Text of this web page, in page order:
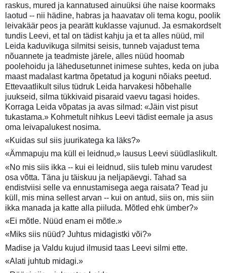
raskus, mured ja kannatused ainuüksi ühe naise koormaks
laotud -- nii hädine, habras ja haavatav oli tema kogu, poolik
leivakäär peos ja pearätt kuklasse vajunud. Ja esmakordselt
tundis Leevi, et tal on tädist kahju ja et ta alles nüüd, mil
Leida kaduvikuga silmitsi seisis, tunneb vajadust tema
nõuannete ja teadmiste järele, alles nüüd hoomab
poolehoidu ja lähedusetunnet inimese suhtes, keda on juba
maast madalast kartma õpetatud ja koguni nõiaks peetud.
Ettevaatlikult silus tüdruk Leida harvakesi hõbehalle
juukseid, silma tükkivaid pisaraid vaevu tagasi hoides.
Korraga Leida võpatas ja avas silmad: «Jäin vist pisut
tukastama.» Kohmetult nihkus Leevi tädist eemale ja asus
oma leivapalukest nosima.
«Kuidas sul siis juurikatega ka läks?»
«Ämmapuju ma küll ei leidnud,» lausus Leevi süüdlaslikult.
«No mis siis ikka -- kui ei leidnud, siis tuleb minu varudest
osa võtta. Täna ju täiskuu ja neljapäevgi. Tahad sa
endistviisi selle va ennustamisega aega raisata? Tead ju
küll, mis mina sellest arvan -- kui on antud, siis on, mis siin
ikka manada ja katte alla piiluda. Mõtled ehk ümber?»
«Ei mõtle. Nüüd enam ei mõtle.»
«Miks siis nüüd? Juhtus midagistki või?»
Madise ja Valdu kujud ilmusid taas Leevi silmi ette.
«Alati juhtub midagi.»